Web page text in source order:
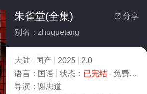
 分享
朱雀堂(全集)
别名：zhuquetang
大陆 国产 2025
2.0
语言： 国语 状态： 已完结- 免费在线观看
导演： 谢忠道